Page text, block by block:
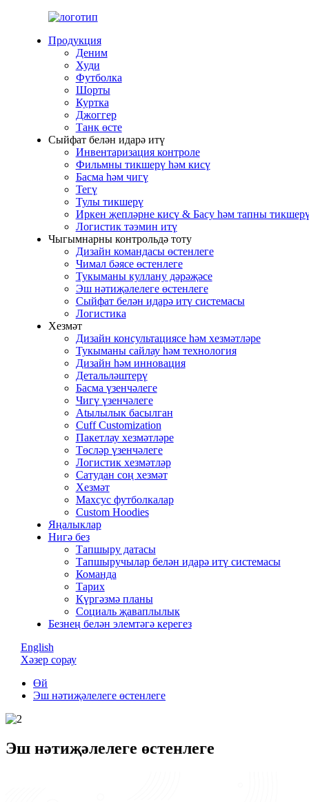
Продукция
Деним
Худи
Футболка
Шорты
Куртка
Джоггер
Танк өсте
Сыйфат белән идарә итү
Инвентаризация контроле
Фильмны тикшерү һәм кисү
Басма һәм чигү
Тегү
Тулы тикшерү
Иркен җепләрне кисү & Басу һәм тапны
Логистик тәэмин итү
Чыгымнарны контрольдә тоту
Дизайн командасы өстенлеге
Чимал бәясе өстенлеге
Тукыманы куллану дәрәҗәсе
Эш нәтиҗәлелеге өстенлеге
Сыйфат белән идарә итү системасы
Логистика
Хезмәт
Дизайн консультациясе һәм хезмәтләре
Тукыманы сайлау һәм технология
Дизайн һәм инновация
Детальләштерү
Басма үзенчәлеге
Чигү үзенчәлеге
Atылылык басылган
Cuff Customization
Пакетлау хезмәтләре
Төсләр үзенчәлеге
Логистик хезмәтләр
Сатудан соң хезмәт
Хезмәт
Махсус футболкалар
Custom Hoodies
Яңалыклар
Нигә без
Тапшыру датасы
Тапшыручылар белән идарә итү системасы
Команда
Тарих
Күргәзмә планы
Социаль җаваплылык
Безнең белән элемтәгә керегез
English
Хәзер сорау
Өй
Эш нәтиҗәлелеге өстенлеге
Эш нәтиҗәлелеге өстенлеге